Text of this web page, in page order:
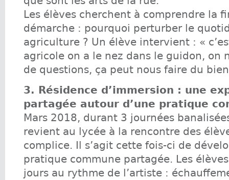
Les élèves cherchent à comprendre la
démarche : pourquoi perturber le
agriculture ? Un élève intervient : «
agricole on a le nez dans le guidon, on
de questions, ça peut nous faire du
3. Résidence d’immersion : une
partagée autour d’une pratique
Mars 2018, durant 3 journées
revient au lycée à la rencontre des
complice. Il s’agit cette fois-ci de
pratique commune partagée. Les
jours au rythme de l’artiste :